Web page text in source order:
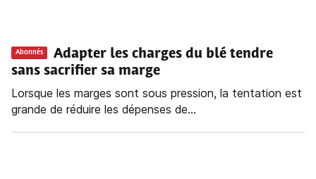
Abonnés
Adapter les charges du blé tendre
sans sacrifier sa marge
Lorsque les marges sont sous pression, la tentation est
grande de réduire les dépenses de...